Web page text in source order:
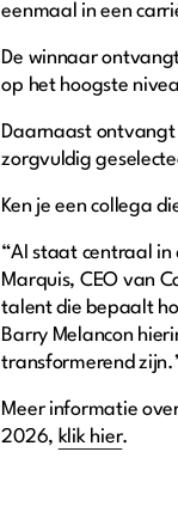
eenmaal in een
De winnaar
op het hoogste
Daarnaast
zorgvuldig
Ken je een collega
“AI staat centraal
Marquis, CEO van
talent die bepaalt
Barry Melancon
transformerend
Meer informatie
2026, klik hier.